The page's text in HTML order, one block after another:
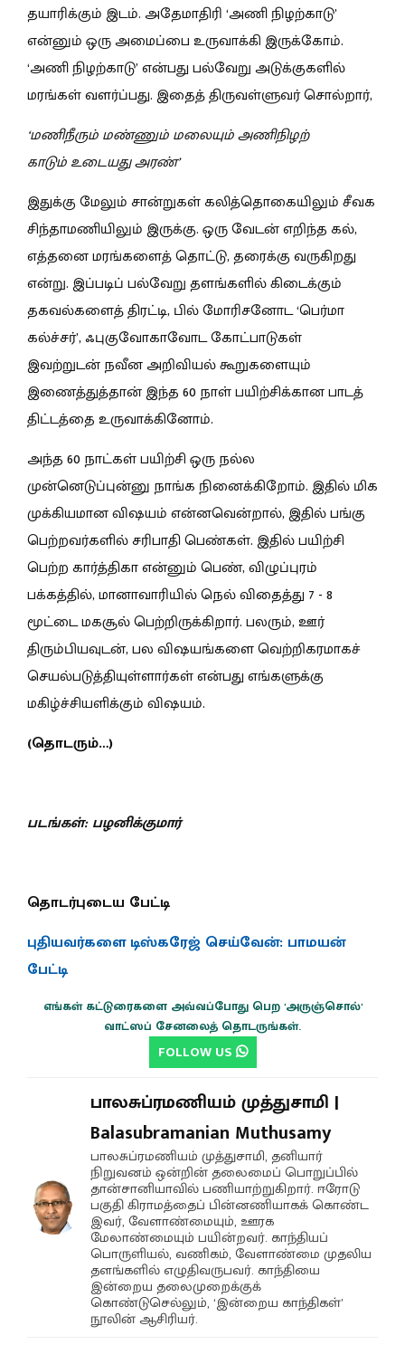
தயாரிக்கும் இடம். அதேமாதிரி ‘அணி நிழற்காடு’
என்னும் ஒரு அமைப்பை உருவாக்கி இருக்கோம்.
‘அணி நிழற்காடு’ என்பது பல்வேறு அடுக்குகளில்
மரங்கள் வளர்ப்பது. இதைத் திருவள்ளுவர் சொல்றார்,
‘மணிநீரும் மண்ணும் மலையும் அணிநிழற்
காடும் உடையது அரண்’
இதுக்கு மேலும் சான்றுகள் கலித்தொகையிலும் சீவக
சிந்தாமணியிலும் இருக்கு. ஒரு வேடன் எறிந்த கல்,
எத்தனை மரங்களைத் தொட்டு, தரைக்கு வருகிறது
என்று. இப்படிப் பல்வேறு தளங்களில் கிடைக்கும்
தகவல்களைத் திரட்டி, பில் மோரிசனோட ‘பெர்மா
கல்ச்சர்’, ஃபுகுவோகாவோட கோட்பாடுகள்
இவற்றுடன் நவீன அறிவியல் கூறுகளையும்
இணைத்துத்தான் இந்த 60 நாள் பயிற்சிக்கான பாடத்
திட்டத்தை உருவாக்கினோம்.
அந்த 60 நாட்கள்பயிற்சி ஒரு நல்ல
முன்னெடுப்புன்னு நாங்க நினைக்கிறோம். இதில் மிக
முக்கியமான விஷயம் என்னவென்றால், இதில் பங்கு
பெற்றவர்களில் சரிபாதி பெண்கள்.இதில் பயிற்சி
பெற்ற கார்த்திகா என்னும் பெண், விழுப்புரம்
பக்கத்தில், மானாவாரியில் நெல் விதைத்து 7 - 8
மூட்டை மகசூல் பெற்றிருக்கிறார். பலரும், ஊர்
திரும்பியவுடன், பல விஷயங்களை வெற்றிகரமாகச்
செயல்படுத்தியுள்ளார்கள் என்பது எங்களுக்கு
மகிழ்ச்சியளிக்கும் விஷயம்.
(தொடரும்…)
படங்கள்: பழனிக்குமார்
தொடர்புடைய பேட்டி
புதியவர்களை டிஸ்கரேஜ் செய்வேன்: பாமயன்
பேட்டி
எங்கள் கட்டுரைகளை அவ்வப்போது பெற 'அருஞ்சொல்'
வாட்ஸப் சேனலைத் தொடருங்கள்.
FOLLOW US
பாலசுப்ரமணியம் முத்துசாமி |
Balasubramanian Muthusamy
பாலசுப்ரமணியம் முத்துசாமி, தனியார்
நிறுவனம் ஒன்றின் தலைமைப் பொறுப்பில்
தான்சானியாவில் பணியாற்றுகிறார். ஈரோடு
பகுதி கிராமத்தைப் பின்னணியாகக் கொண்ட
இவர், வேளாண்மையும், ஊரக
மேலாண்மையும் பயின்றவர். காந்தியப்
பொருளியல், வணிகம், வேளாண்மை முதலிய
தளங்களில் எழுதிவருபவர். காந்தியை
இன்றைய தலைமுறைக்குக்
கொண்டுசெல்லும், ‘இன்றைய காந்திகள்’
நூலின் ஆசிரியர்.